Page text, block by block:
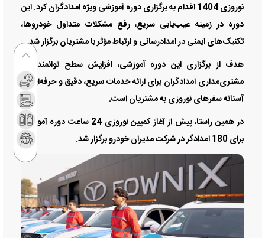
نوروزی 1404 اقدام به برگزاری دوره آموزشی ویژه امدادگران کرد. این
دوره در زمینه عیب‌یابی سریع، رفع مشکلات متداول خودروها،
تکنیک‌های ایمنی در امدادرسانی و ارتباط مؤثر با مشتریان برگزار شد.
هدف از برگزاری این دوره آموزشی، افزایش سطح توانمندی‌ و
مشتری‌مداری امدادگران برای ارائه خدمات سریع، دقیق و حرفه‌ای در
آستانه سفرهای نوروزی به مشتریان است.
در همین راستا، پیش از آغاز کمپین نوروزی 24 ساعت دوره آموزشی
برای 180 امدادگر در شرکت مدیران خودرو برگزار شد.